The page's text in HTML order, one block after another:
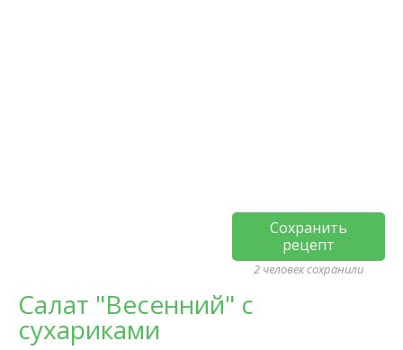
Сохранить
рецепт
2 человек сохранили
Салат "Весенний" с
сухариками